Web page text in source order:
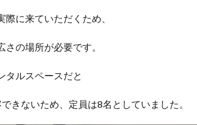
際に来ていただくため、
の場所が必要です。
タルスペースだと
きないため、定員は8名としていました。